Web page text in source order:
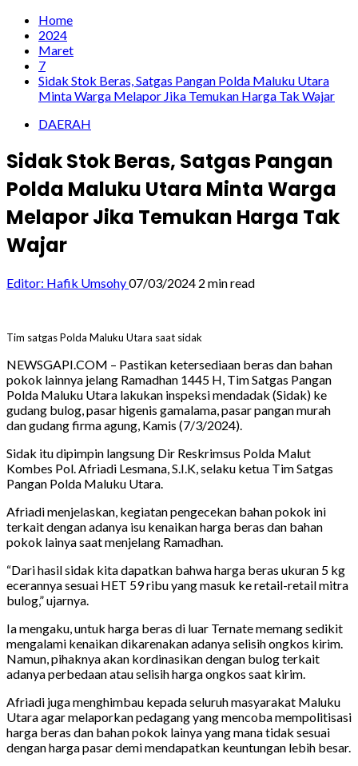
Home
2024
Maret
7
Sidak Stok Beras, Satgas Pangan Polda Maluku Utara
Minta Warga Melapor Jika Temukan Harga Tak Wajar
DAERAH
Sidak Stok Beras, Satgas Pangan
Polda Maluku Utara Minta Warga
Melapor Jika Temukan Harga Tak
Wajar
Editor: Hafik Umsohy07/03/2024 2 min read
Tim satgas Polda Maluku Utara saat sidak
NEWSGAPI.COM – Pastikan ketersediaan beras dan bahan
pokok lainnya jelang Ramadhan 1445 H, Tim Satgas Pangan
Polda Maluku Utara lakukan inspeksi mendadak (Sidak) ke
gudang bulog, pasar higenis gamalama, pasar pangan murah
dan gudang firma agung, Kamis (7/3/2024).
Sidak itu dipimpin langsung Dir Reskrimsus Polda Malut
Kombes Pol. Afriadi Lesmana, S.I.K, selaku ketua Tim Satgas
Pangan Polda Maluku Utara.
Afriadi menjelaskan, kegiatan pengecekan bahan pokok ini
terkait dengan adanya isu kenaikan harga beras dan bahan
pokok lainya saat menjelang Ramadhan.
“Dari hasil sidak kita dapatkan bahwa harga beras ukuran 5 kg
ecerannya sesuai HET 59 ribu yang masuk ke retail-retail mitra
bulog,” ujarnya.
Ia mengaku, untuk harga beras di luar Ternate memang sedikit
mengalami kenaikan dikarenakan adanya selisih ongkos kirim.
Namun, pihaknya akan kordinasikan dengan bulog terkait
adanya perbedaan atau selisih harga ongkos saat kirim.
Afriadi juga menghimbau kepada seluruh masyarakat Maluku
Utara agar melaporkan pedagang yang mencoba mempolitisasi
harga beras dan bahan pokok lainya yang mana tidak sesuai
dengan harga pasar demi mendapatkan keuntungan lebih besar.